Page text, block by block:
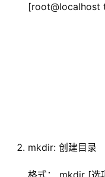
mkdir: 创建目录